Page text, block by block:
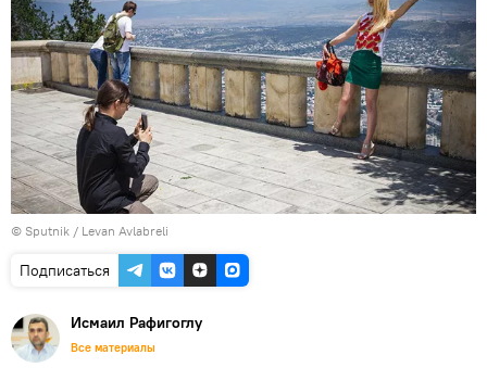
© Sputnik / Levan Avlabreli
Подписаться
Исмаил Рафигоглу
Все материалы